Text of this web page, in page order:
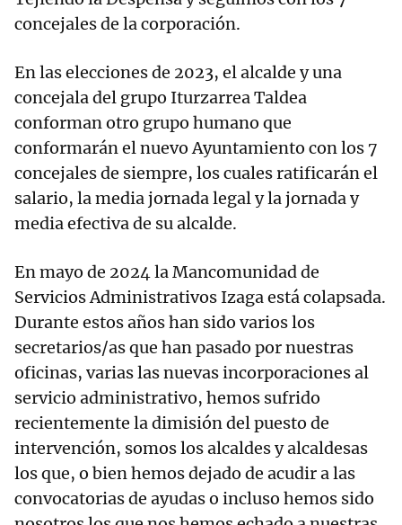
concejales de la corporación.
En las elecciones de 2023, el alcalde y una
concejala del grupo Iturzarrea Taldea
conforman otro grupo humano que
conformarán el nuevo Ayuntamiento con los 7
concejales de siempre, los cuales ratificarán el
salario, la media jornada legal y la jornada y
media efectiva de su alcalde.
En mayo de 2024 la Mancomunidad de
Servicios Administrativos Izaga está colapsada.
Durante estos años han sido varios los
secretarios/as que han pasado por nuestras
oficinas, varias las nuevas incorporaciones al
servicio administrativo, hemos sufrido
recientemente la dimisión del puesto de
intervención, somos los alcaldes y alcaldesas
los que, o bien hemos dejado de acudir a las
convocatorias de ayudas o incluso hemos sido